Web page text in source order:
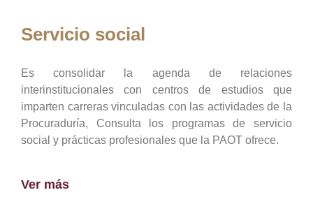
Servicio social
Es consolidar la agenda de relaciones
interinstitucionales con centros de estudios que
imparten carreras vinculadas con las actividades de la
Procuraduría, Consulta los programas de servicio
social y prácticas profesionales que la PAOT ofrece.
Ver más